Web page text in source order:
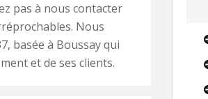
pas à nous contacter
Nous
basée à Boussay qui
et de ses clients.